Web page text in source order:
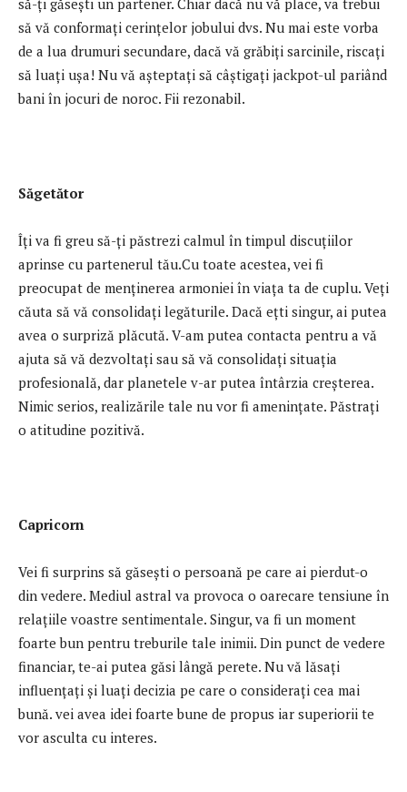
să-ți găsești un partener. Chiar dacă nu vă place, va trebui
să vă conformați cerințelor jobului dvs. Nu mai este vorba
de a lua drumuri secundare, dacă vă grăbiți sarcinile, riscați
să luați ușa! Nu vă așteptați să câștigați jackpot-ul pariând
bani în jocuri de noroc. Fii rezonabil.
Săgetător
Îți va fi greu să-ți păstrezi calmul în timpul discuțiilor
aprinse cu partenerul tău.Cu toate acestea, vei fi
preocupat de menținerea armoniei în viața ta de cuplu. Veți
căuta să vă consolidați legăturile. Dacă ețti singur, ai putea
avea o surpriză plăcută. V-am putea contacta pentru a vă
ajuta să vă dezvoltați sau să vă consolidați situația
profesională, dar planetele v-ar putea întârzia creșterea.
Nimic serios, realizările tale nu vor fi amenințate. Păstrați
o atitudine pozitivă.
Capricorn
Vei fi surprins să găsești o persoană pe care ai pierdut-o
din vedere. Mediul astral va provoca o oarecare tensiune în
relațiile voastre sentimentale. Singur, va fi un moment
foarte bun pentru treburile tale inimii. Din punct de vedere
financiar, te-ai putea găsi lângă perete. Nu vă lăsați
influențați și luați decizia pe care o considerați cea mai
bună. vei avea idei foarte bune de propus iar superiorii te
vor asculta cu interes.